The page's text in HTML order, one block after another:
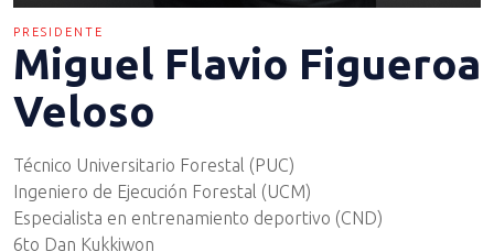
PRESIDENTE
Miguel Flavio Figueroa
Veloso
Técnico Universitario Forestal (PUC)
Ingeniero de Ejecución Forestal (UCM)
Especialista en entrenamiento deportivo (CND)
6to Dan Kukkiwon